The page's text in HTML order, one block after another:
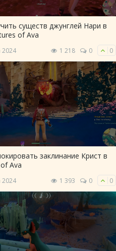
существ джунглей Нари в
of Ava
2024 1 218 0 0
заклинание Крист в
Ava
2024 1 393 0 0